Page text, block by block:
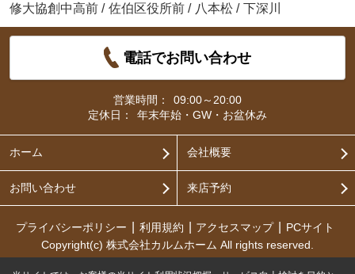
修大協創中高前 / 佐伯区役所前 / 八本松 / 下深川
電話でお問い合わせ
営業時間：
09:00～20:00
定休日：
年末年始・GW・お盆休み
ホーム 会社概要
お問い合わせ 来店予約
プライバシーポリシー 利用規約 アクセスマップ
PCサイト
Copyright(c) 株式会社カルムホーム All rights reserved.